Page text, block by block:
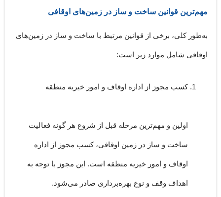
مهم‌ترین قوانین ساخت و ساز در زمین‌‌های اوقافی
به‌طور کلی، برخی از قوانین مرتبط با ساخت و ساز در زمین‌های
اوقافی شامل موارد زیر است:
کسب مجوز از اداره اوقاف و امور خیریه منطقه
اولین و مهم‌ترین مرحله قبل از شروع هر گونه فعالیت
ساخت و ساز در زمین اوقافی، کسب مجوز از اداره
اوقاف و امور خیریه منطقه است. این مجوز با توجه به
اهداف وقف و نوع بهره‌برداری صادر می‌شود.